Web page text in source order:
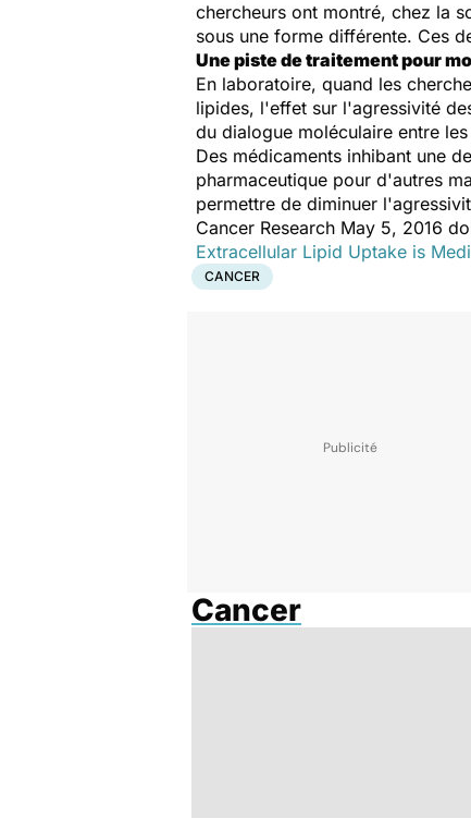
chercheurs ont montré, chez la
sous une forme différente. Ces
Une piste de traitement pour
En laboratoire, quand les
lipides, l'effet sur l'agressivité
du dialogue moléculaire entre
Des médicaments inhibant une
pharmaceutique pour d'autres
permettre de diminuer
Cancer Research May 5, 2016
Extracellular Lipid Uptake is
CANCER
Cancer